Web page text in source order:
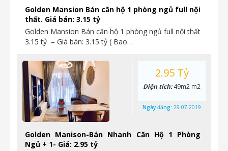
Golden Mansion Bán căn hộ 1 phòng ngủ full nội
thất. Giá bán: 3.15 tỷ
Golden Mansion Bán căn hộ 1 phòng ngủ full nội thất
3.15 tỷ – Giá bán: 3.15 tỷ ( Bao…
Golden Manison-Bán Nhanh Căn Hộ 1 Phòng
Ngủ + 1- Giá: 2.95 tỷ
2.95 Tỷ
Diện tích:49m2 m2
Ngày đăng: 29-07-2019